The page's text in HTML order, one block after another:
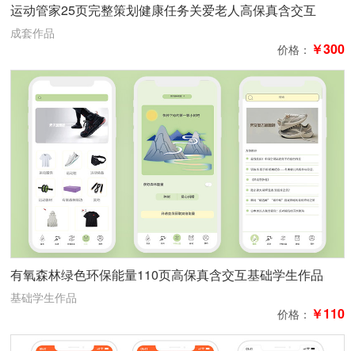
运动管家25页完整策划健康任务关爱老人高保真含交互
成套作品
价格： ￥300
有氧森林绿色环保能量110页高保真含交互基础学生作品
app设计
基础学生作品
价格： ￥110